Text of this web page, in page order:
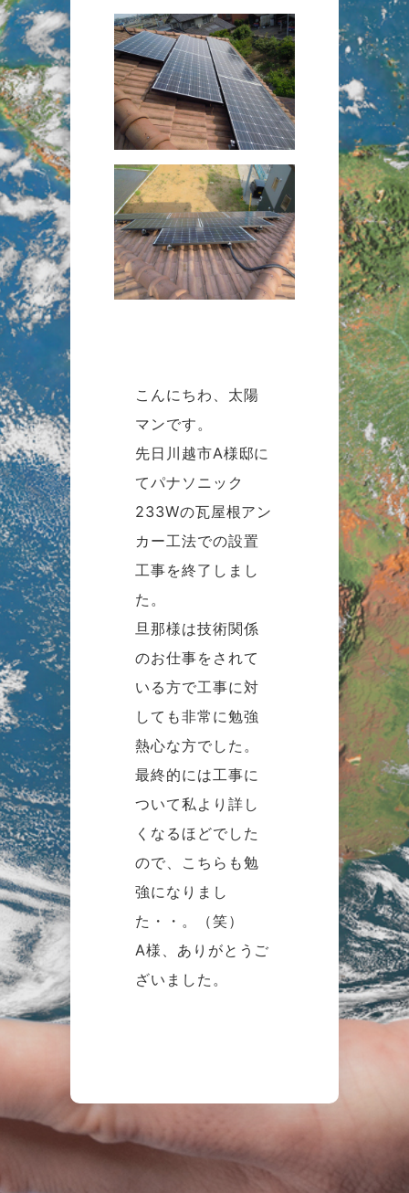
こんにちわ、太陽
マンです。
先日川越市A様邸に
てパナソニック
233Wの瓦屋根アン
カー工法での設置
工事を終了しまし
た。
旦那様は技術関係
のお仕事をされて
いる方で工事に対
しても非常に勉強
熱心な方でした。
最終的には工事に
ついて私より詳し
くなるほどでした
ので、こちらも勉
強になりまし
た・・。（笑）
A様、ありがとうご
ざいました。